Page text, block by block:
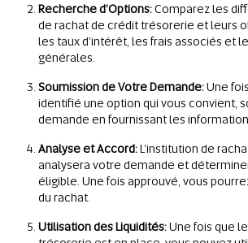
Recherche d'Options:Comparez les
de rachat de crédit trésorerie et leurs
les taux d'intérêt, les frais associés et
générales.
Soumission de Votre Demande:Une
identifié une option qui vous convient,
demande en fournissant les
Analyse et Accord:L'institution de
analysera votre demande et
éligible. Une fois approuvé, vous
du rachat.
Utilisation des Liquidités:Une fois que